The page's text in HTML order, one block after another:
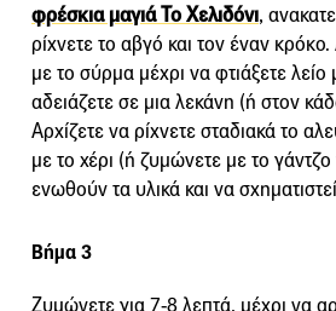
φρέσκια μαγιά Το Χελιδόνι,
ρίχνετε το αβγό και τον έναν
με το σύρμα μέχρι να φτιάξετε λείο
αδειάζετε σε μια λεκάνη (ή στον
Αρχίζετε να ρίχνετε σταδιακά το
με το χέρι (ή ζυμώνετε με το
ενωθούν τα υλικά και να
Βήμα 3
Ζυμώνετε για 7-8 λεπτά, μέχρι να